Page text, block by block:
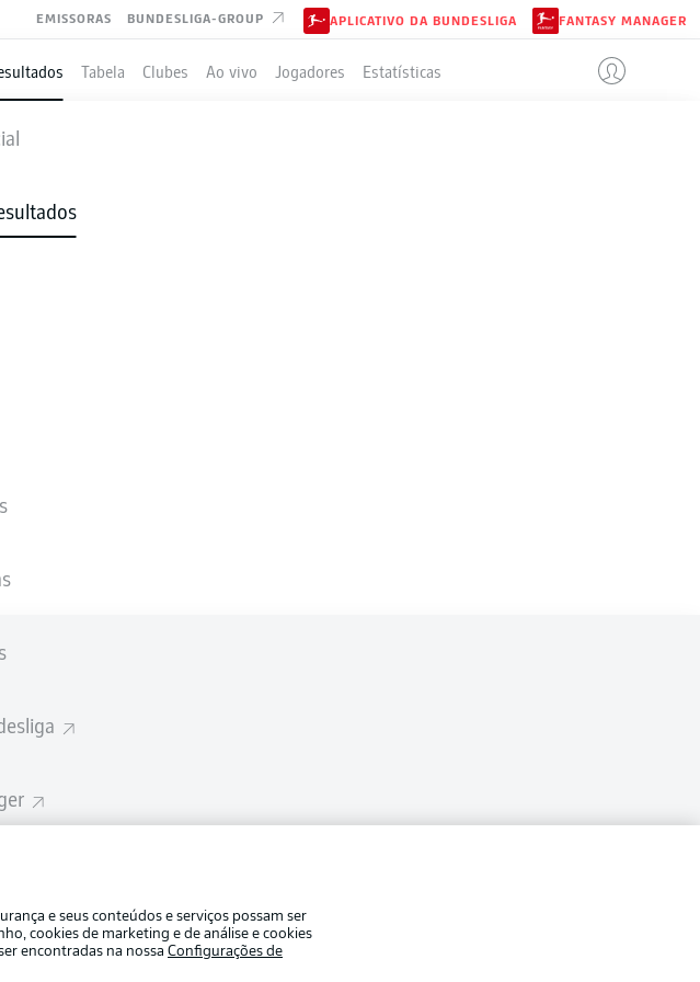
EMISSORAS BUNDESLIGA-GROUP APLICATIVO DA BUNDESLIGA FANTASY MANAGER
Tabela Clubes Ao vivo Jogadores Estatísticas
Modo de visualização
antes do início da partida
Gerir preferências
Termos de uso
e seus conteúdos e serviços possam ser
cookies de marketing e de análise e cookies
encontradas na nossa Configurações de